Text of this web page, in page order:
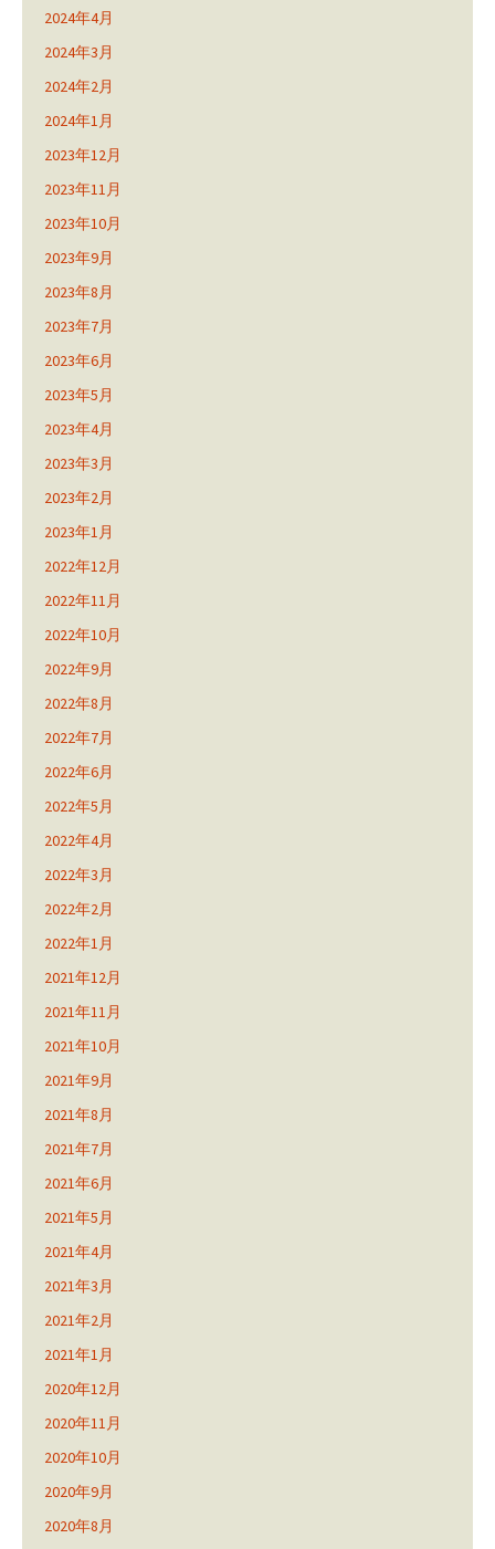
2024年4月
2024年3月
2024年2月
2024年1月
2023年12月
2023年11月
2023年10月
2023年9月
2023年8月
2023年7月
2023年6月
2023年5月
2023年4月
2023年3月
2023年2月
2023年1月
2022年12月
2022年11月
2022年10月
2022年9月
2022年8月
2022年7月
2022年6月
2022年5月
2022年4月
2022年3月
2022年2月
2022年1月
2021年12月
2021年11月
2021年10月
2021年9月
2021年8月
2021年7月
2021年6月
2021年5月
2021年4月
2021年3月
2021年2月
2021年1月
2020年12月
2020年11月
2020年10月
2020年9月
2020年8月